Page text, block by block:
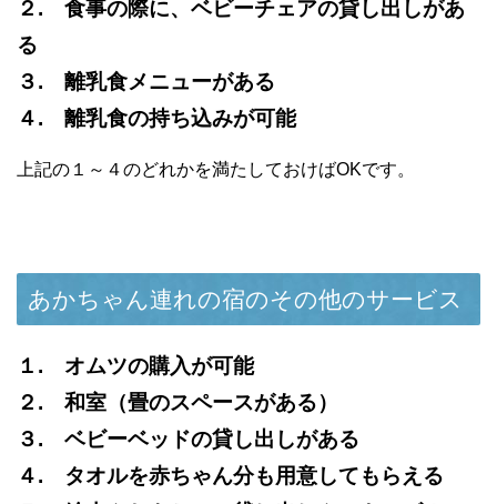
２. 食事の際に、ベビーチェアの貸し出しがあ
る
３. 離乳食メニューがある
４. 離乳食の持ち込みが可能
上記の１～４のどれかを満たしておけばOKです。
あかちゃん連れの宿のその他のサービス
１. オムツの購入が可能
２. 和室（畳のスペースがある）
３. ベビーベッドの貸し出しがある
４. タオルを赤ちゃん分も用意してもらえる